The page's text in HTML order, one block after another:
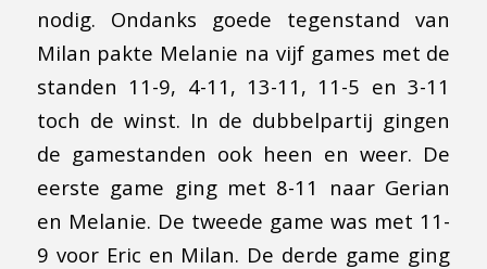
nodig. Ondanks goede tegenstand van
Milan pakte Melanie na vijf games met de
standen 11-9, 4-11, 13-11, 11-5 en 3-11
toch de winst. In de dubbelpartij gingen
de gamestanden ook heen en weer. De
eerste game ging met 8-11 naar Gerian
en Melanie. De tweede game was met 11-
9 voor Eric en Milan. De derde game ging